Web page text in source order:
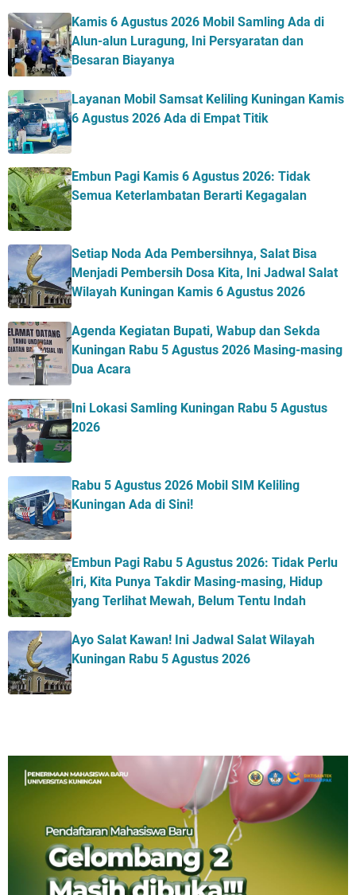
Kamis 6 Agustus 2026 Mobil Samling Ada di
Alun-alun Luragung, Ini Persyaratan dan
Besaran Biayanya
Layanan Mobil Samsat Keliling Kuningan Kamis
6 Agustus 2026 Ada di Empat Titik
Embun Pagi Kamis 6 Agustus 2026: Tidak
Semua Keterlambatan Berarti Kegagalan
Setiap Noda Ada Pembersihnya, Salat Bisa
Menjadi Pembersih Dosa Kita, Ini Jadwal Salat
Wilayah Kuningan Kamis 6 Agustus 2026
Agenda Kegiatan Bupati, Wabup dan Sekda
Kuningan Rabu 5 Agustus 2026 Masing-masing
Dua Acara
Ini Lokasi Samling Kuningan Rabu 5 Agustus
2026
Rabu 5 Agustus 2026 Mobil SIM Keliling
Kuningan Ada di Sini!
Embun Pagi Rabu 5 Agustus 2026: Tidak Perlu
Iri, Kita Punya Takdir Masing-masing, Hidup
yang Terlihat Mewah, Belum Tentu Indah
Ayo Salat Kawan! Ini Jadwal Salat Wilayah
Kuningan Rabu 5 Agustus 2026